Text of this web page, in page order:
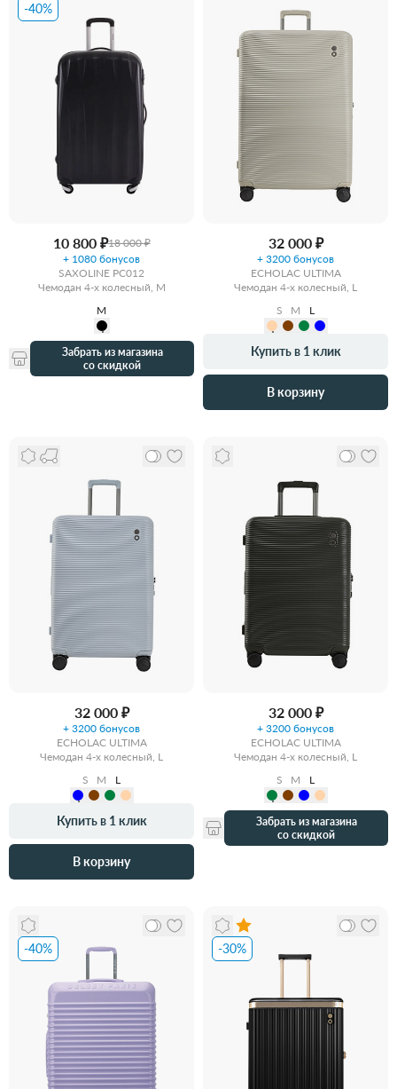
-40%
10 800 ₽18 000 ₽
+ 1080 бонусов
SAXOLINE PC012
Чемодан 4-х колесный, M
M
Забрать из магазина
со скидкой
32 000 ₽
+ 3200 бонусов
ECHOLAC ULTIMA
Чемодан 4-х колесный, L
S
M L
Купить в 1 клик
В корзину
32 000 ₽
+ 3200 бонусов
ECHOLAC ULTIMA
Чемодан 4-х колесный, L
S
M L
Купить в 1 клик
В корзину
32 000 ₽
+ 3200 бонусов
ECHOLAC ULTIMA
Чемодан 4-х колесный, L
S
M L
Забрать из магазина
со скидкой
-40% -30%